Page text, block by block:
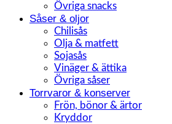
Övriga snacks
Såser & oljor
Chilisås
Olja & matfett
Sojasås
Vinäger & ättika
Övriga såser
Torrvaror & konserver
Frön, bönor & ärtor
Kryddor